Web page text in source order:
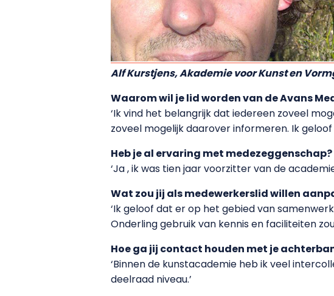
Alf Kurstjens, Akademie voor Kunst en
Waarom wil je lid worden van de Avans
‘Ik vind het belangrijk dat iedereen zoveel
zoveel mogelijk daarover informeren. Ik
Heb je al ervaring met medezeggenschap?
‘Ja , ik was tien jaar voorzitter van de
Wat zou jij als medewerkerslid willen
‘Ik geloof dat er op het gebied van
Onderling gebruik van kennis en faciliteiten
Hoe ga jij contact houden met je
‘Binnen de kunstacademie heb ik veel
deelraad niveau.’